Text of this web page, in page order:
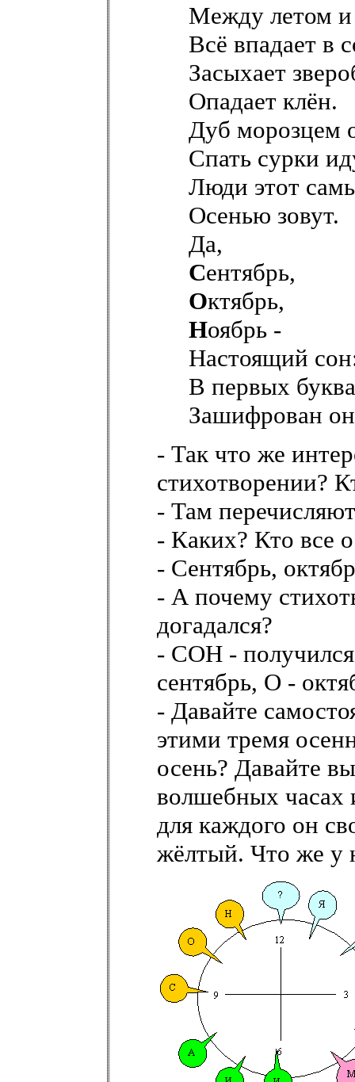
Между летом
Всё впадает в
Засыхает
Опадает клён.
Дуб морозцем
Спать сурки
Люди этот
Осенью зовут.
Да,
Сентябрь,
Октябрь,
Ноябрь -
Настоящий
В первых
Зашифрован
- Так что же
стихотворении?
- Там
- Каких? Кто все
- Сентябрь,
- А почему
догадался?
- СОН - получился
сентябрь, О -
- Давайте
этими тремя
осень? Давайте
волшебных часах
для каждого он
жёлтый. Что же у